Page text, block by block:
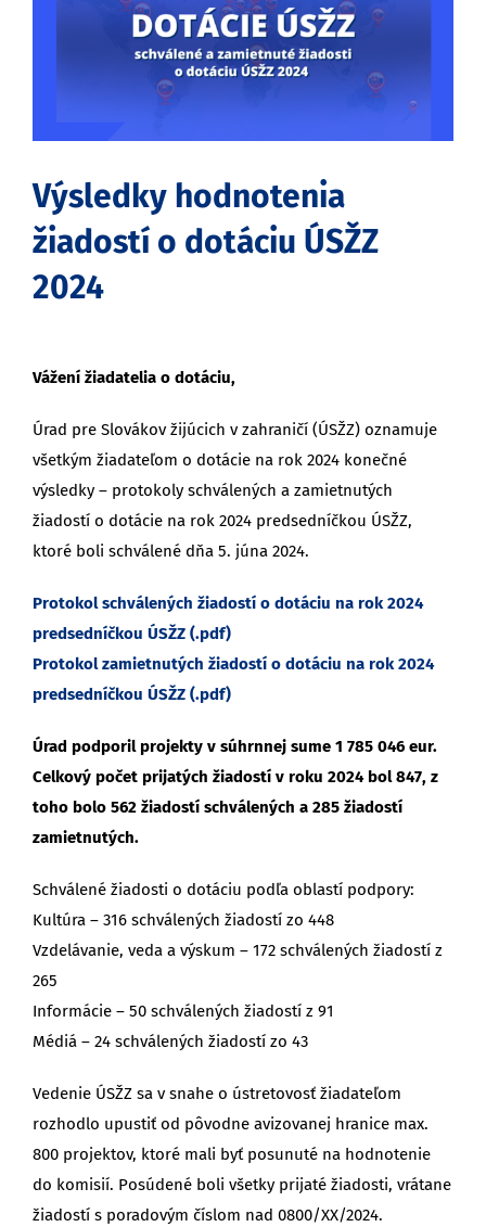
Výsledky hodnotenia
žiadostí o dotáciu ÚSŽZ
2024
Vážení žiadatelia o dotáciu,
Úrad pre Slovákov žijúcich v zahraničí (ÚSŽZ) oznamuje
všetkým žiadateľom o dotácie na rok 2024 konečné
výsledky – protokoly schválených a zamietnutých
žiadostí o dotácie na rok 2024 predsedníčkou ÚSŽZ,
ktoré boli schválené dňa 5. júna 2024.
Protokol schválených žiadostí o dotáciu na rok 2024
predsedníčkou ÚSŽZ (.pdf)
Protokol zamietnutých žiadostí o dotáciu na rok 2024
predsedníčkou ÚSŽZ (.pdf)
Úrad podporil projekty v súhrnnej sume 1 785 046 eur.
Celkový počet prijatých žiadostí v roku 2024 bol 847, z
toho bolo 562 žiadostí schválených a 285 žiadostí
zamietnutých.
Schválené žiadosti o dotáciu podľa oblastí podpory:
Kultúra – 316 schválených žiadostí zo 448
Vzdelávanie, veda a výskum – 172 schválených žiadostí z
265
Informácie – 50 schválených žiadostí z 91
Médiá – 24 schválených žiadostí zo 43
Vedenie ÚSŽZ sa v snahe o ústretovosť žiadateľom
rozhodlo upustiť od pôvodne avizovanej hranice max.
800 projektov, ktoré mali byť posunuté na hodnotenie
do komisií. Posúdené boli všetky prijaté žiadosti, vrátane
žiadostí s poradovým číslom nad 0800/XX/2024.